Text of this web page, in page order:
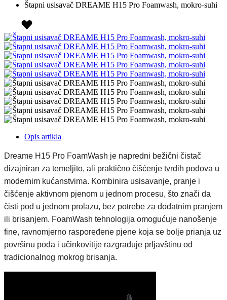
Štapni usisavač DREAME H15 Pro Foamwash, mokro-suhi
Opis artikla
Dreame H15 Pro FoamWash je napredni bežični čistač
dizajniran za temeljito, ali praktično čišćenje tvrdih podova u
modernim kućanstvima. Kombinira usisavanje, pranje i
čišćenje aktivnom pjenom u jednom procesu, što znači da
čisti pod u jednom prolazu, bez potrebe za dodatnim pranjem
ili brisanjem. FoamWash tehnologija omogućuje nanošenje
fine, ravnomjerno raspoređene pjene koja se bolje prianja uz
površinu poda i učinkovitije razgrađuje prljavštinu od
tradicionalnog mokrog brisanja.